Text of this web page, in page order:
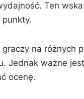
Ten
na różnych
Jednak ważne
ocenę.